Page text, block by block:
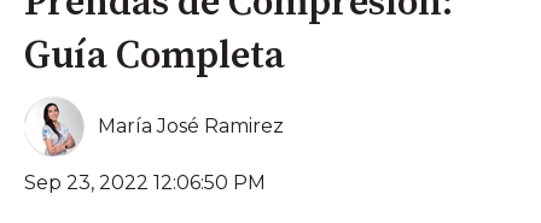
Guía Completa
María José Ramirez
Sep 23, 2022 12:06:50 PM